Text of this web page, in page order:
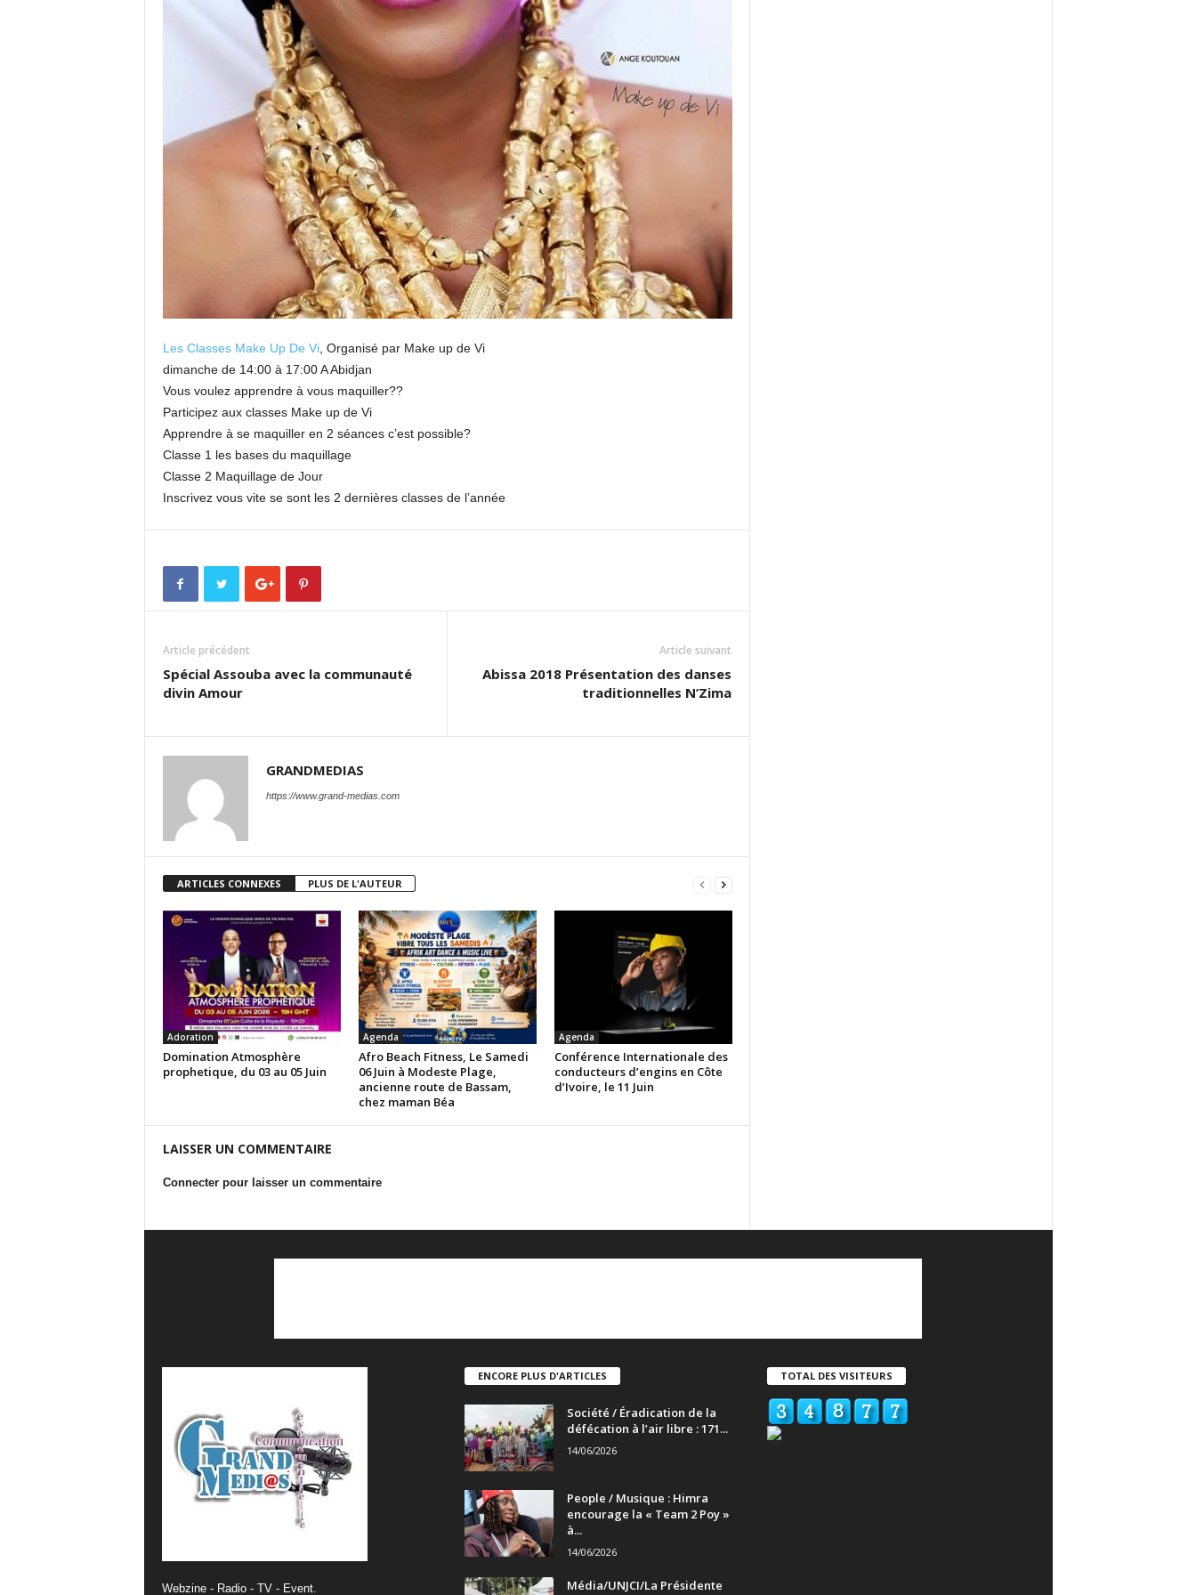
Les Classes Make Up De Vi, Organisé par Make up de Vi
dimanche de 14:00 à 17:00 A Abidjan
Vous voulez apprendre à vous maquiller??
Participez aux classes Make up de Vi
Apprendre à se maquiller en 2 séances c’est possible?
Classe 1 les bases du maquillage
Classe 2 Maquillage de Jour
Inscrivez vous vite se sont les 2 dernières classes de l’année
Article précédent
Spécial Assouba avec la communauté
divin Amour
Article suivant
Abissa 2018 Présentation des danses
traditionnelles N’Zima
GRANDMEDIAS
https://www.grand-medias.com
ARTICLES CONNEXES PLUS DE L'AUTEUR
Adoration
Domination Atmosphère
prophetique, du 03 au 05 Juin
Agenda
Afro Beach Fitness, Le Samedi
06 Juin à Modeste Plage,
ancienne route de Bassam,
chez maman Béa
Agenda
Conférence Internationale des
conducteurs d’engins en Côte
d’Ivoire, le 11 Juin
LAISSER UN COMMENTAIRE
Connecter pour laisser un commentaire
Webzine - Radio - TV - Event.
ENCORE PLUS D'ARTICLES
Société / Éradication de la
défécation à l’air libre : 171...
14/06/2026
People / Musique : Himra
encourage la « Team 2 Poy »
à...
14/06/2026
Média/UNJCI/La Présidente
TOTAL DES VISITEURS